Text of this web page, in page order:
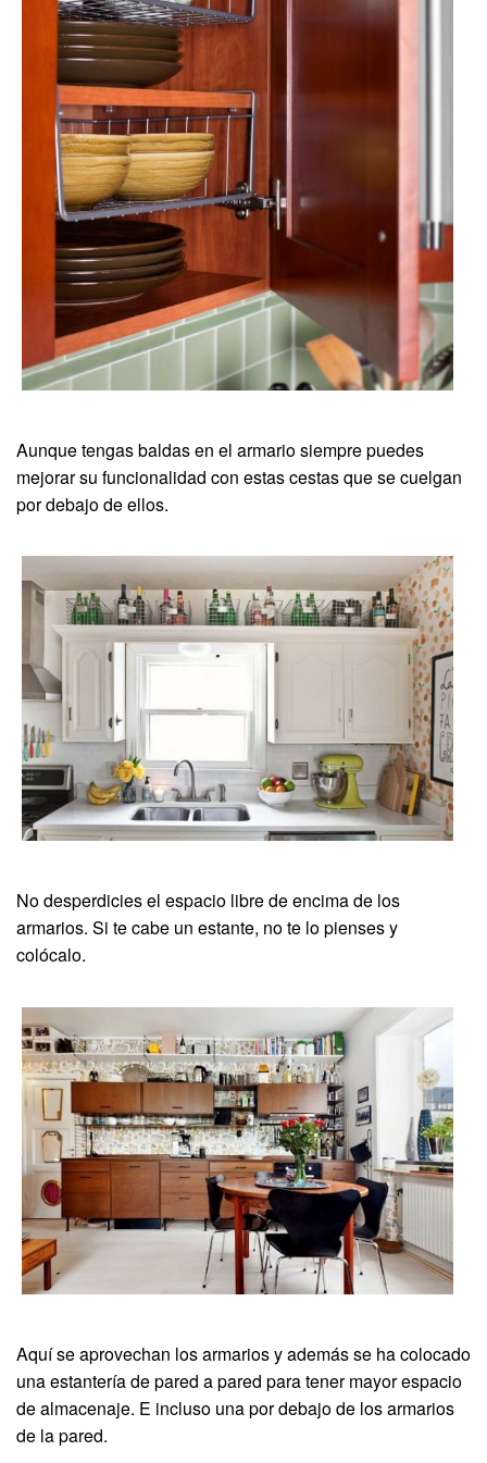
Aunque tengas baldas en el armario siempre puedes
mejorar su funcionalidad con estas cestas que se cuelgan
por debajo de ellos.
No desperdicies el espacio libre de encima de los
armarios. Si te cabe un estante, no te lo pienses y
colócalo.
Aquí se aprovechan los armarios y además se ha colocado
una estantería de pared a pared para tener mayor espacio
de almacenaje. E incluso una por debajo de los armarios
de la pared.